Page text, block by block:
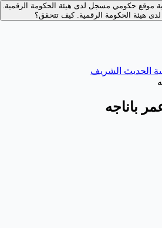
موقع حكومي مسجل لدى هيئة الحكومة الرقمية.
هيئة الحكومة الرقمية.كيف تتحقق؟
الحديث الشريف
باناجه